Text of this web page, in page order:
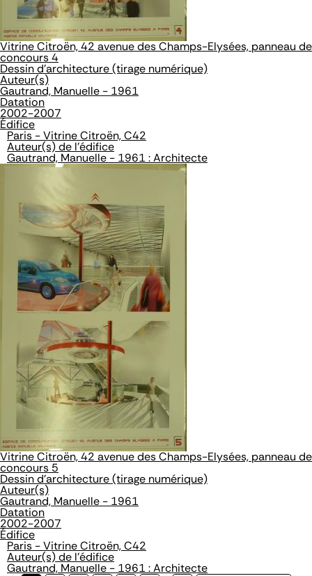
Vitrine Citroën, 42 avenue des Champs-Elysées, panneau de
concours 4
Dessin d'architecture (tirage numérique)
Auteur(s)
Gautrand, Manuelle - 1961
Datation
2002-2007
Édifice
Paris - Vitrine Citroën, C42
Auteur(s) de l'édifice
Gautrand, Manuelle - 1961 : Architecte
Vitrine Citroën, 42 avenue des Champs-Elysées, panneau de
concours 5
Dessin d'architecture (tirage numérique)
Auteur(s)
Gautrand, Manuelle - 1961
Datation
2002-2007
Édifice
Paris - Vitrine Citroën, C42
Auteur(s) de l'édifice
Gautrand, Manuelle - 1961 : Architecte